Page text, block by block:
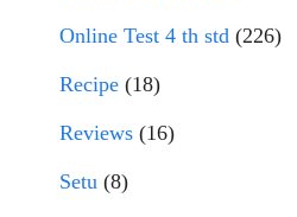
Online Test 4 th std (226)
Recipe (18)
Reviews (16)
Setu (8)